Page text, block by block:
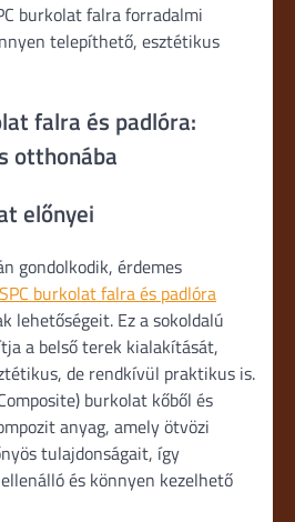
burkolat falra forradalmi
telepíthető, esztétikus
falra és padlóra:
otthonába
előnyei
gondolkodik, érdemes
burkolat falra és padlóra
lehetőségeit. Ez a sokoldalú
a belső terek kialakítását,
de rendkívül praktikus is.
burkolat kőből és
anyag, amely ötvözi
tulajdonságait, így
és könnyen kezelhető